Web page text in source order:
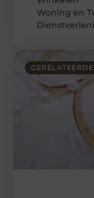
Woning en